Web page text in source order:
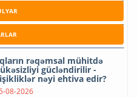
rəqəmsal mühitdə
gücləndirilir -
nəyi ehtiva edir?
08-2026